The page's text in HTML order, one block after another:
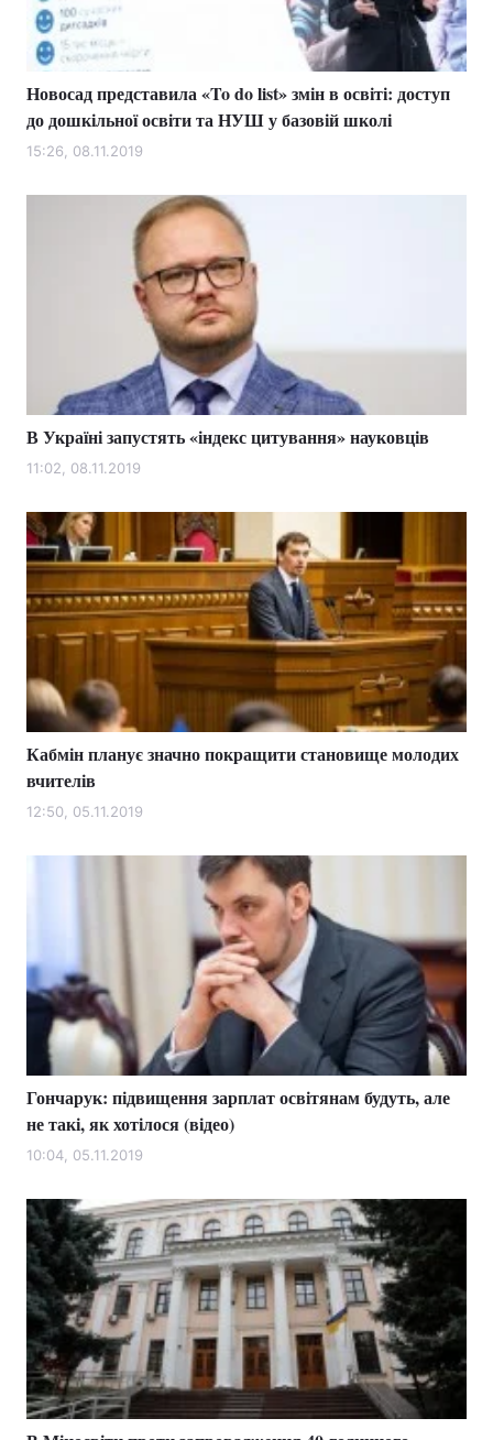
Новосад представила «To do list» змін в освіті: доступ
до дошкільної освіти та НУШ у базовій школі
15:26, 08.11.2019
В Україні запустять «індекс цитування» науковців
11:02, 08.11.2019
Кабмін планує значно покращити становище молодих
вчителів
12:50, 05.11.2019
Гончарук: підвищення зарплат освітянам будуть, але
не такі, як хотілося (відео)
10:04, 05.11.2019